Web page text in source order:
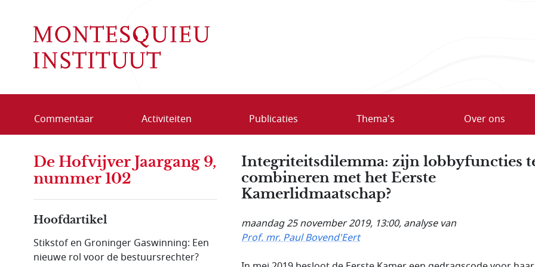
Commentaar Activiteiten Publicaties Thema's Over ons
Integriteitsdilemma: zijn lobbyfuncties
combineren met het Eerste
Kamerlidmaatschap?
maandag 25 november 2019, 13:00, analyse van
Prof. mr. Paul Bovend'Eert
De Hofvijver Jaargang 9,
nummer 102
Hoofdartikel
Stikstof en Groninger Gaswinning: Een
nieuwe rol voor de bestuursrechter?